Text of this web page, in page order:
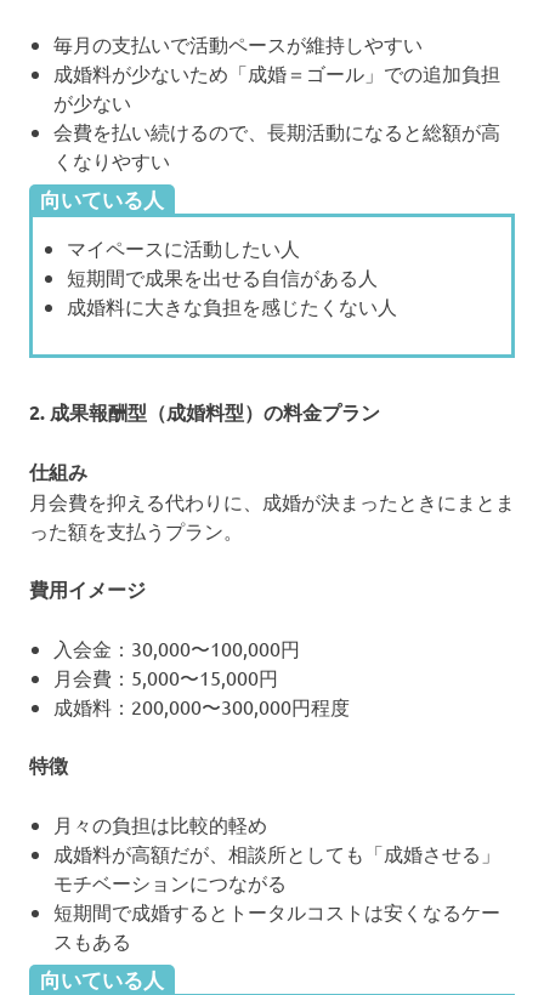
毎月の支払いで活動ペースが維持しやすい
成婚料が少ないため「成婚＝ゴール」での追加負担
が少ない
会費を払い続けるので、長期活動になると総額が高
くなりやすい
向いている人
マイペースに活動したい人
短期間で成果を出せる自信がある人
成婚料に大きな負担を感じたくない人
2. 成果報酬型（成婚料型）の料金プラン
仕組み
月会費を抑える代わりに、成婚が決まったときにまとま
った額を支払うプラン。
費用イメージ
入会金：30,000〜100,000円
月会費：5,000〜15,000円
成婚料：200,000〜300,000円程度
特徴
月々の負担は比較的軽め
成婚料が高額だが、相談所としても「成婚させる」
モチベーションにつながる
短期間で成婚するとトータルコストは安くなるケー
スもある
向いている人